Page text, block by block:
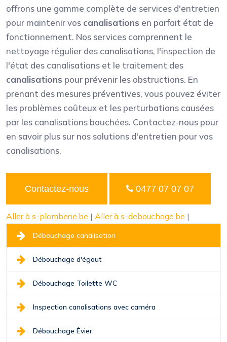
offrons une gamme complète de services d'entretien
pour maintenir vos canalisations en parfait état de
fonctionnement. Nos services comprennent le
nettoyage régulier des canalisations, l'inspection de
l'état des canalisations et le traitement des
canalisations pour prévenir les obstructions. En
prenant des mesures préventives, vous pouvez éviter
les problèmes coûteux et les perturbations causées
par les canalisations bouchées. Contactez-nous pour
en savoir plus sur nos solutions d'entretien pour vos
canalisations.
Contactez-nous 0477 07 07 07
Aller à s-plomberie.be | Aller à s-debouchage.be |
Débouchage canalisation
Débouchage d'égout
Débouchage Toilette WC
Inspection canalisations avec caméra
Débouchage Èvier